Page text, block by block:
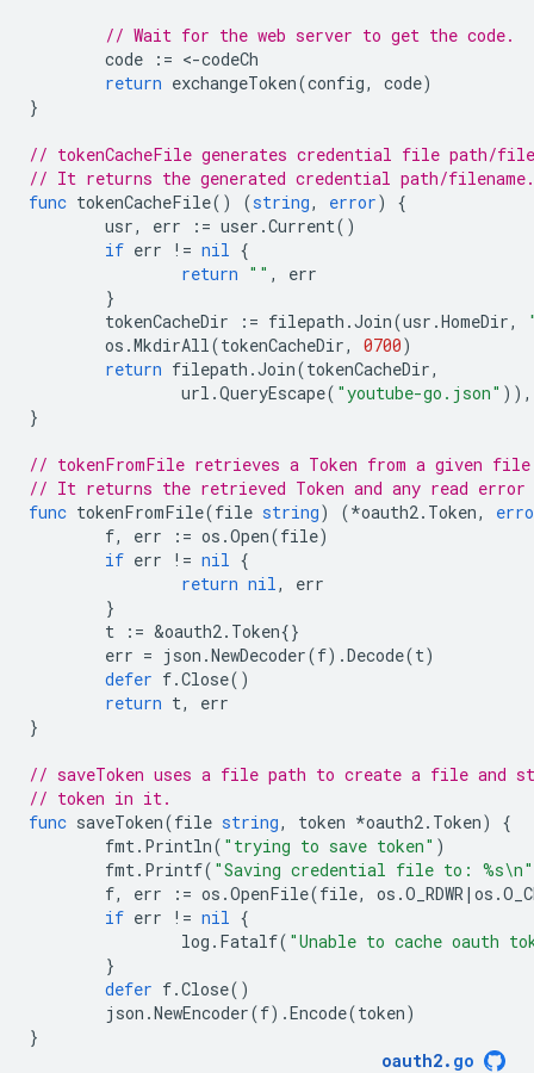
// Wait for the web server to get the code.
code
:= <-codeCh
return exchangeToken(config, code)
}
// tokenCacheFile generates credential file path/
// It returns the generated credential path/filename.
func tokenCacheFile() (string, error)
{
usr, err := user .Current()
if err != nil {
return "" ,
err
}
tokenCacheDir
:= filepath .Join(usr .HomeDir,
os .MkdirAll(tokenCacheDir, 0700)
return filepath .Join(tokenCacheDir,
url .QueryEscape( "youtube-go.json" )),
}
// tokenFromFile retrieves a Token from a given
// It returns the retrieved Token and any read error
func tokenFromFile(file string) (*oauth2. Token,
f, err := os .Open(file)
if err != nil {
return nil,
err
}
t
:= &oauth2. Token{}
err = json .NewDecoder(f).Decode(t)
defer f.Close()
return t,
err
}
// saveToken uses a file path to create a file and
// token in it.
func saveToken(file string, token *oauth2. Token)
{
fmt. Println( "trying to save token" )
fmt. Printf( "Saving credential file to: %s\n"
f, err := os .OpenFile(file, os .O_RDWR | os .
if err != nil {
log . Fatalf( "Unable to cache oauth
}
defer f.Close()
json .NewEncoder(f).Encode(token)
}
oauth2. go